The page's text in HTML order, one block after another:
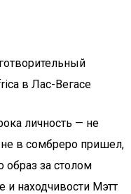
в Лас-Вегасе
личность — не
в сомбреро пришел,
образ за столом
и находчивости Мэтт